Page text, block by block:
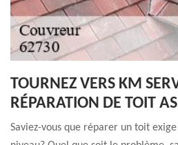
TOURNEZ VERS KM
RÉPARATION DE TOIT
Saviez-vous que réparer un toit